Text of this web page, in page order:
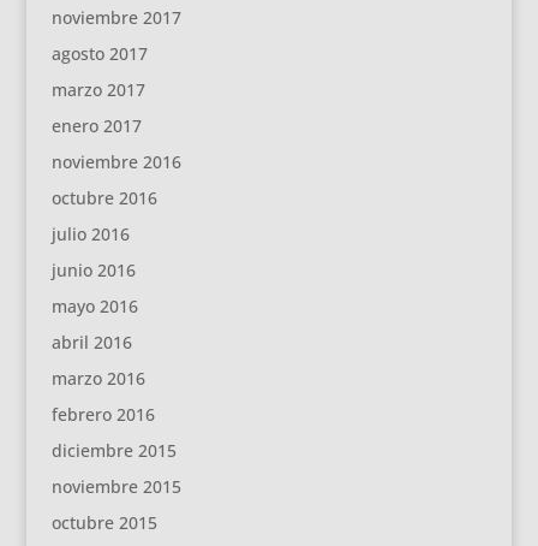
noviembre 2017
agosto 2017
marzo 2017
enero 2017
noviembre 2016
octubre 2016
julio 2016
junio 2016
mayo 2016
abril 2016
marzo 2016
febrero 2016
diciembre 2015
noviembre 2015
octubre 2015